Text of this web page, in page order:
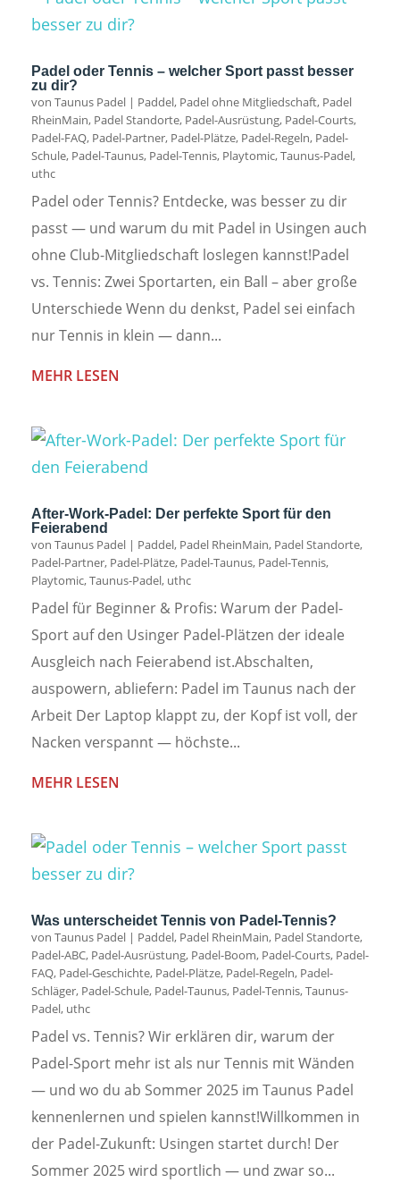
Padel oder Tennis – welcher Sport passt besser
zu dir?
von Taunus Padel | Paddel, Padel ohne Mitgliedschaft, Padel
RheinMain, Padel Standorte, Padel-Ausrüstung, Padel-Courts,
Padel-FAQ, Padel-Partner, Padel-Plätze, Padel-Regeln, Padel-
Schule, Padel-Taunus, Padel-Tennis, Playtomic,Taunus-Padel,
uthc
Padel oder Tennis? Entdecke, was besser zu dir
passt — und warum du mit Padel in Usingen auch
ohne Club-Mitgliedschaft loslegen kannst!Padel
vs. Tennis: Zwei Sportarten, ein Ball – aber große
Unterschiede Wenn du denkst, Padel sei einfach
nur Tennis in klein — dann...
MEHR LESEN
After-Work-Padel: Der perfekte Sport für den
Feierabend
von Taunus Padel | Paddel, Padel RheinMain, Padel Standorte,
Padel-Partner, Padel-Plätze, Padel-Taunus, Padel-Tennis,
Playtomic,Taunus-Padel, uthc
Padel für Beginner & Profis: Warum der Padel-
Sport auf den Usinger Padel-Plätzen der ideale
Ausgleich nach Feierabend ist.Abschalten,
auspowern, abliefern: Padel im Taunus nach der
Arbeit Der Laptop klappt zu, der Kopf ist voll, der
Nacken verspannt — höchste...
MEHR LESEN
Was unterscheidet Tennis von Padel-Tennis?
von Taunus Padel | Paddel, Padel RheinMain, Padel Standorte,
Padel-ABC, Padel-Ausrüstung, Padel-Boom, Padel-Courts, Padel-
FAQ, Padel-Geschichte, Padel-Plätze, Padel-Regeln, Padel-
Schläger, Padel-Schule, Padel-Taunus, Padel-Tennis,Taunus-
Padel, uthc
Padel vs. Tennis? Wir erklären dir, warum der
Padel-Sport mehr ist als nur Tennis mit Wänden
— und wo du ab Sommer 2025 im Taunus Padel
kennenlernen und spielen kannst!Willkommen in
der Padel-Zukunft: Usingen startet durch! Der
Sommer 2025 wird sportlich — und zwar so...